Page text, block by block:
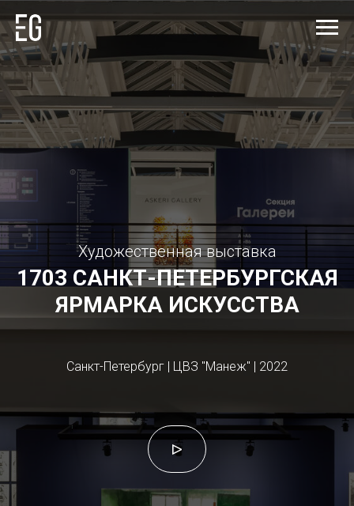
Художественная выставка
1703 САНКТ-ПЕТЕРБУРГСКАЯ
ЯРМАРКА ИСКУССТВА
Санкт-Петербург | ЦВЗ "Манеж" | 2022
▷